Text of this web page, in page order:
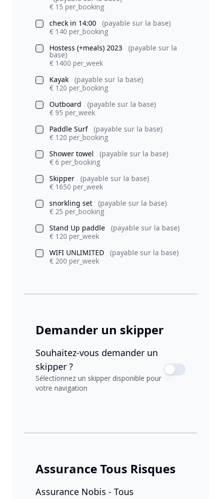
€ 15 per_booking
check in 14:00
(payable sur la base)
€ 140 per_booking
Hostess (+meals) 2023
(payable sur la
base)
€ 1400 per_week
Kayak
(payable sur la base)
€ 120 per_booking
Outboard
(payable sur la base)
€ 95 per_week
Paddle Surf (payable sur la base)
€ 120 per_booking
Shower towel
(payable sur la base)
€ 6 per_booking
Skipper
(payable sur la base)
€ 1650 per_week
snorkling set
(payable sur la base)
€ 25 per_booking
Stand Up paddle
(payable sur la base)
€ 120 per_week
WIFI UNLIMITED
(payable sur la base)
€ 200 per_week
Demander un skipper
Souhaitez-vous demander un
skipper ?
Sélectionnez un skipper disponible pour
votre navigation
Assurance Tous Risques
Assurance Nobis - Tous